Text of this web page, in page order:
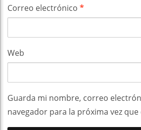
Correo electrónico *
Web
Guarda mi nombre, correo
navegador para la próxima vez